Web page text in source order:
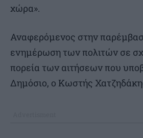
χώρα».
Αναφερόμενος στην
ενημέρωση των πολιτών σε
πορεία των αιτήσεων που
Δημόσιο, ο Κωστής